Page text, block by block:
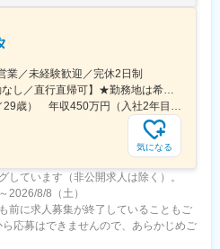
業／未経験歓迎／完休2日制
気になる
ています（非公開求人は除く）。
2026/8/8（土）
前に求人募集が終了していることもご
応募はできませんので、あらかじめご